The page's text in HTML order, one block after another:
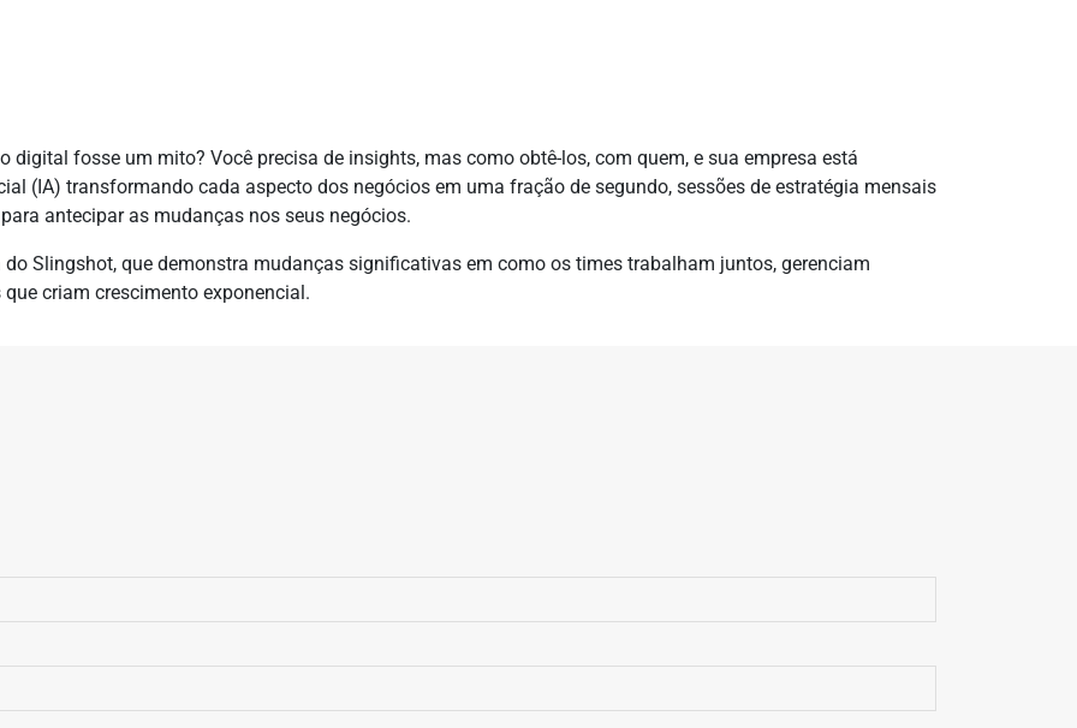
digital fosse um mito? Você precisa de insights, mas como obtê-los, com quem, e sua empresa está
(IA) transformando cada aspecto dos negócios em uma fração de segundo, sessões de estratégia mensais
antecipar as mudanças nos seus negócios.
Slingshot, que demonstra mudanças significativas em como os times trabalham juntos, gerenciam
criam crescimento exponencial.